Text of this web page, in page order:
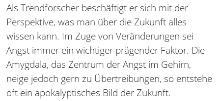
Als Trendforscher beschäftigt er sich mit der
Perspektive, was man über die Zukunft alles
wissen kann. Im Zuge von Veränderungen sei
Angst immer ein wichtiger prägender Faktor. Die
Amygdala, das Zentrum der Angst im Gehirn,
neige jedoch gern zu Übertreibungen, so entstehe
oft ein apokalyptisches Bild der Zukunft.